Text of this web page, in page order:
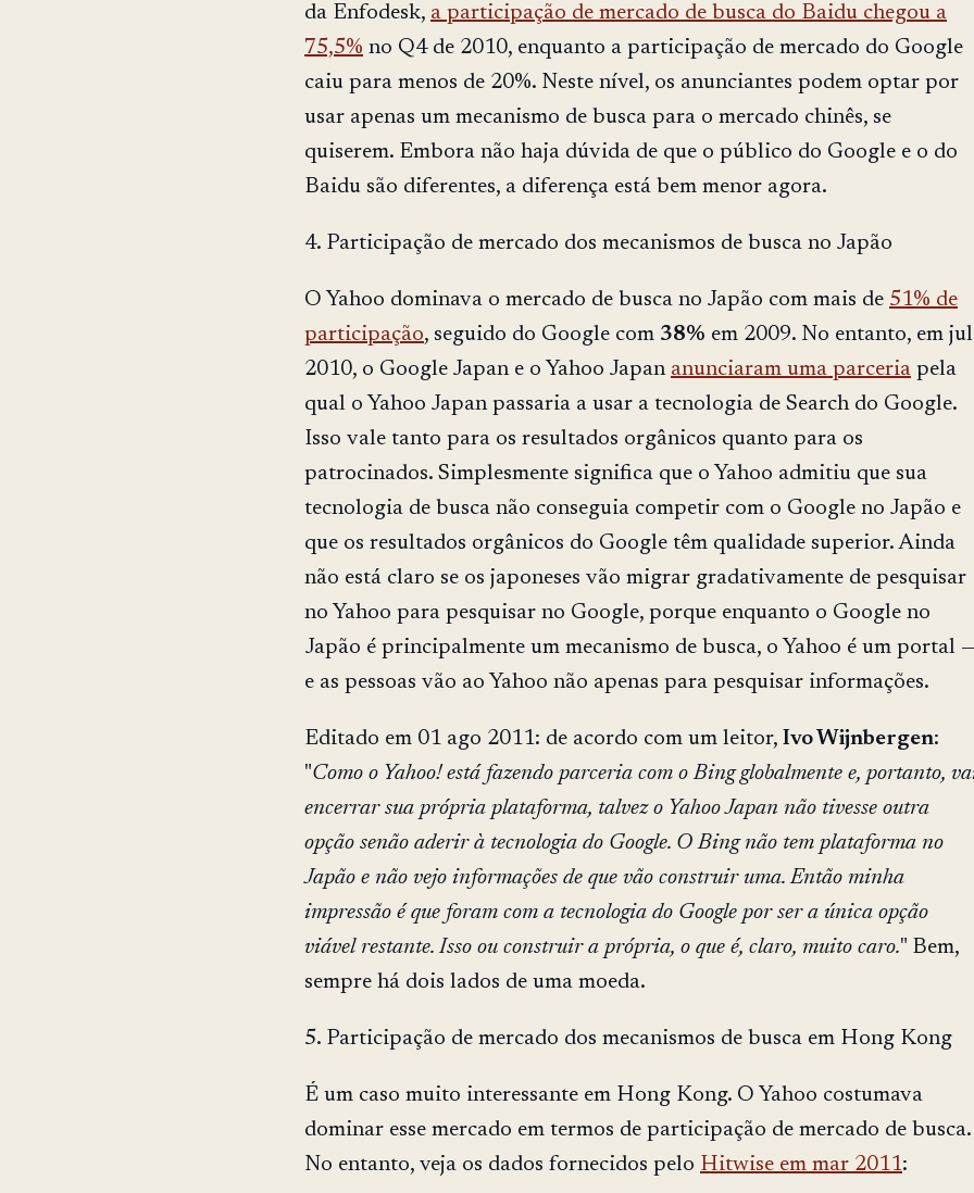
da Enfodesk, a participação de mercado de busca do Baidu chegou a
75,5% no Q4 de 2010, enquanto a participação de mercado do Google
caiu para menos de 20%. Neste nível, os anunciantes podem optar por
usar apenas um mecanismo de busca para o mercado chinês, se
quiserem. Embora não haja dúvida de que o público do Google e o do
Baidu são diferentes, a diferença está bem menor agora.
4. Participação de mercado dos mecanismos de busca no Japão
O Yahoo dominava o mercado de busca no Japão com mais de 51% de
participação, seguido do Google com 38% em 2009. No entanto, em jul
2010, o Google Japan e o Yahoo Japan anunciaram uma parceria pela
qual o Yahoo Japan passaria a usar a tecnologia de Search do Google.
Isso vale tanto para os resultados orgânicos quanto para os
patrocinados. Simplesmente significa que o Yahoo admitiu que sua
tecnologia de busca não conseguia competir com o Google no Japão e
que os resultados orgânicos do Google têm qualidade superior. Ainda
não está claro se os japoneses vão migrar gradativamente de pesquisar
no Yahoo para pesquisar no Google, porque enquanto o Google no
Japão é principalmente um mecanismo de busca, o Yahoo é um portal
e as pessoas vão ao Yahoo não apenas para pesquisar informações.
Editado em 01 ago 2011: de acordo com um leitor, Ivo Wijnbergen:
"Como o Yahoo! está fazendo parceria com o Bing globalmente e, portanto,
encerrar sua própria plataforma, talvez o Yahoo Japan não tivesse outra
opção senão aderir à tecnologia do Google. O Bing não tem plataforma no
Japão e não vejo informações de que vão construir uma. Então minha
impressão é que foram com a tecnologia do Google por ser a única opção
viável restante. Isso ou construir a própria, o que é, claro, muito caro." Bem,
sempre há dois lados de uma moeda.
5. Participação de mercado dos mecanismos de busca em Hong Kong
É um caso muito interessante em Hong Kong. O Yahoo costumava
dominar esse mercado em termos de participação de mercado de busca.
No entanto, veja os dados fornecidos pelo Hitwise em mar 2011: